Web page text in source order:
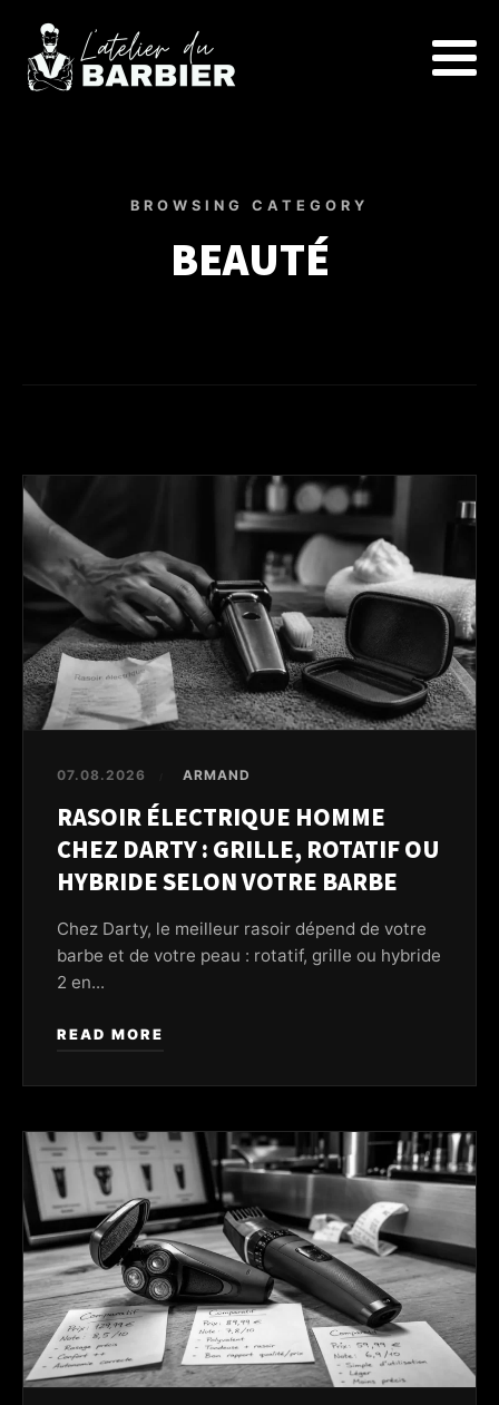
BROWSING CATEGORY
BEAUTÉ
07.08.2026 ARMAND
RASOIR ÉLECTRIQUE HOMME
CHEZ DARTY : GRILLE, ROTATIF OU
HYBRIDE SELON VOTRE BARBE
Chez Darty, le meilleur rasoir dépend de votre
barbe et de votre peau : rotatif, grille ou hybride
2 en...
READ MORE